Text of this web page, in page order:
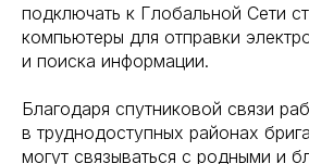
подключать к Глобальной Сети
компьютеры для отправки
и поиска информации.
Благодаря спутниковой связи
в труднодоступных районах
могут связываться с родными и